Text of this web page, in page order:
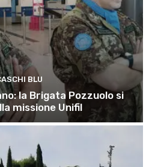
BLU
la Brigata Pozzuolo si
missione Unifil